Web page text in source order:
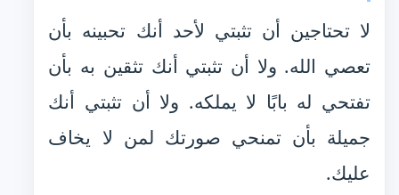
لا تحتاجين أن تثبتي لأحد أنك تحبينه بأن
تعصي الله. ولا أن تثبتي أنك تثقين به بأن
تفتحي له بابًا لا يملكه. ولا أن تثبتي أنك
جميلة بأن تمنحي صورتك لمن لا يخاف
عليك.